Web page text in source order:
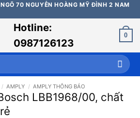
70 NGUYỄN HOÀNG MỸ ĐÌNH 2 NAM
Hotline:
0987126123
0
/ AMPLY / AMPLY THÔNG BÁO
LBB1968/00, chất